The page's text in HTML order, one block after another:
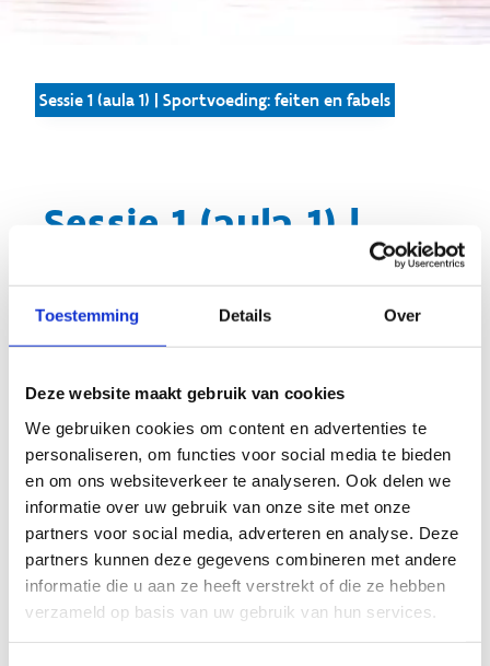
Toestemming Details Over
Deze website maakt gebruik van cookies
We gebruiken cookies om content en advertenties te
personaliseren, om functies voor social media te bieden
en om ons websiteverkeer te analyseren. Ook delen we
informatie over uw gebruik van onze site met onze
partners voor social media, adverteren en analyse. Deze
partners kunnen deze gegevens combineren met andere
informatie die u aan ze heeft verstrekt of die ze hebben
verzameld op basis van uw gebruik van hun services.
Sessie 1 (aula 1) | Sportvoeding: feiten en fabels
Sessie 1 (aula 1) |
Sportvoeding: feiten
en fabels
In de sessie ‘Sportvoeding: feiten en fabels’ zal er naast
gezonde basisvoeding ingegaan worden op de
samenstelling van sportspecifieke voeding. Vervolgens
zullen enkele specifieke aannames rond sportvoeding
behandeld worden en zal er nagegaan worden of deze
claims sterk wetenschappelijk onderbouwd zijn.
Biografie van de spreker